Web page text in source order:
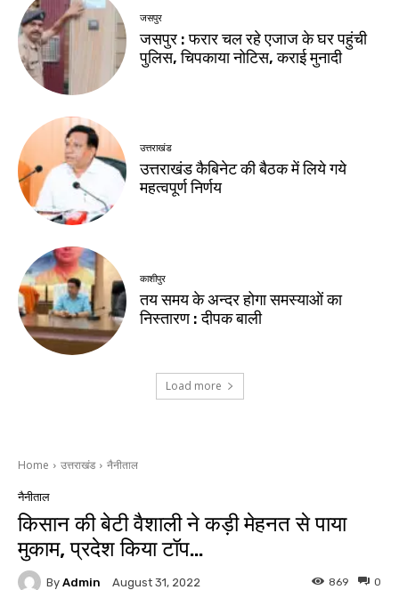
जसपुर
जसपुर : फरार चल रहे एजाज के घर पहुंची
पुलिस, चिपकाया नोटिस, कराई मुनादी
उत्तराखंड
उत्तराखंड कैबिनेट की बैठक में लिये गये
महत्वपूर्ण निर्णय
काशीपुर
तय समय के अन्दर होगा समस्याओं का
निस्तारण : दीपक बाली
Load more